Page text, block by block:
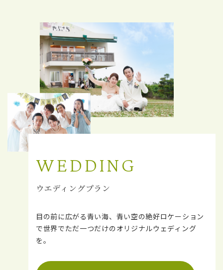
WEDDING
ウエディングプラン
目の前に広がる青い海、青い空の絶好ロケーション
で世界でただ一つだけのオリジナルウェディング
を。